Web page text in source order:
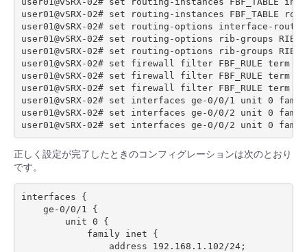
user01@vSRX-02# set routing-instances
user01@vSRX-02# set routing-options interface-routes
user01@vSRX-02# set routing-options rib-groups
user01@vSRX-02# set routing-options rib-groups
user01@vSRX-02# set firewall filter FBF_RULE term
user01@vSRX-02# set firewall filter FBF_RULE term 1
user01@vSRX-02# set firewall filter FBF_RULE term 2
user01@vSRX-02# set interfaces ge-0/0/1 unit 0
user01@vSRX-02# set interfaces ge-0/0/2 unit 0
正しく設定が完了したときのコンフィグレーションは次のとおり
です。
interfaces {
    ge-0/0/1 {
        unit 0 {
            family inet {
                address 192.168.1.102/24;